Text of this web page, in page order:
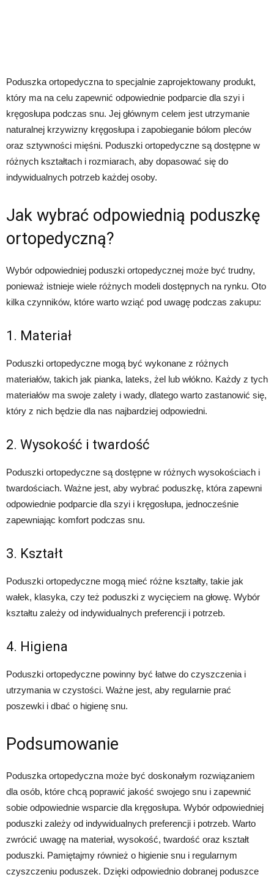
Poduszka ortopedyczna to specjalnie zaprojektowany produkt,
który ma na celu zapewnić odpowiednie podparcie dla szyi i
kręgosłupa podczas snu. Jej głównym celem jest utrzymanie
naturalnej krzywizny kręgosłupa i zapobieganie bólom pleców
oraz sztywności mięśni. Poduszki ortopedyczne są dostępne w
różnych kształtach i rozmiarach, aby dopasować się do
indywidualnych potrzeb każdej osoby.
Jak wybrać odpowiednią poduszkę
ortopedyczną?
Wybór odpowiedniej poduszki ortopedycznej może być trudny,
ponieważ istnieje wiele różnych modeli dostępnych na rynku. Oto
kilka czynników, które warto wziąć pod uwagę podczas zakupu:
1. Materiał
Poduszki ortopedyczne mogą być wykonane z różnych
materiałów, takich jak pianka, lateks, żel lub włókno. Każdy z tych
materiałów ma swoje zalety i wady, dlatego warto zastanowić się,
który z nich będzie dla nas najbardziej odpowiedni.
2. Wysokość i twardość
Poduszki ortopedyczne są dostępne w różnych wysokościach i
twardościach. Ważne jest, aby wybrać poduszkę, która zapewni
odpowiednie podparcie dla szyi i kręgosłupa, jednocześnie
zapewniając komfort podczas snu.
3. Kształt
Poduszki ortopedyczne mogą mieć różne kształty, takie jak
wałek, klasyka, czy też poduszki z wycięciem na głowę. Wybór
kształtu zależy od indywidualnych preferencji i potrzeb.
4. Higiena
Poduszki ortopedyczne powinny być łatwe do czyszczenia i
utrzymania w czystości. Ważne jest, aby regularnie prać
poszewki i dbać o higienę snu.
Podsumowanie
Poduszka ortopedyczna może być doskonałym rozwiązaniem
dla osób, które chcą poprawić jakość swojego snu i zapewnić
sobie odpowiednie wsparcie dla kręgosłupa. Wybór odpowiedniej
poduszki zależy od indywidualnych preferencji i potrzeb. Warto
zwrócić uwagę na materiał, wysokość, twardość oraz kształt
poduszki. Pamiętajmy również o higienie snu i regularnym
czyszczeniu poduszek. Dzięki odpowiednio dobranej poduszce